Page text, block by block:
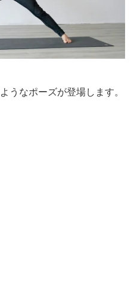
うなポーズが登場します。